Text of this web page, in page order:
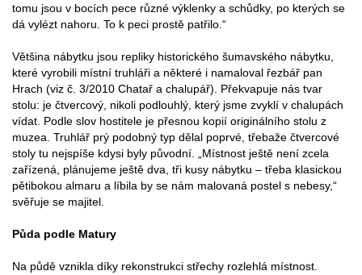
tomu jsou v bocích pece různé výklenky a schůdky, po kterých se
dá vylézt nahoru. To k peci prostě patřilo.“
Většina nábytku jsou repliky historického šumavského nábytku,
které vyrobili místní truhláři a některé i namaloval řezbář pan
Hrach (viz č. 3/2010 Chatař a chalupář). Překvapuje nás tvar
stolu: je čtvercový, nikoli podlouhlý, který jsme zvyklí v chalupách
vídat. Podle slov hostitele je přesnou kopií originálního stolu z
muzea. Truhlář prý podobný typ dělal poprvé, třebaže čtvercové
stoly tu nejspíše kdysi byly původní. „Místnost ještě není zcela
zařízená, plánujeme ještě dva, tři kusy nábytku – třeba klasickou
pětibokou almaru a líbila by se nám malovaná postel s nebesy,“
svěřuje se majitel.
Půda podle Matury
Na půdě vznikla díky rekonstrukci střechy rozlehlá místnost.